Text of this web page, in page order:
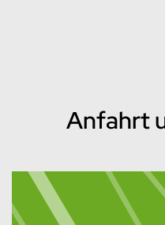
Anfahrt